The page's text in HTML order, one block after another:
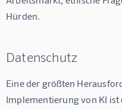
Hürden.
Datenschutz
Eine der größten
Implementierung von KI